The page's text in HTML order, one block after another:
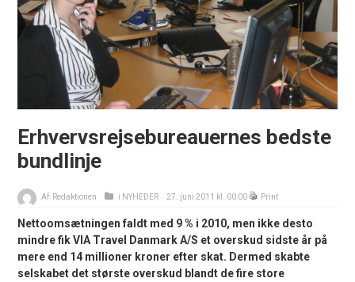
Erhvervsrejsebureauernes bedste
bundlinje
Af: Redaktionen i NYHEDER 27. juni 2011 kl. 00:00 Print
Nettoomsætningen faldt med 9 % i 2010, men ikke desto
mindre fik VIA Travel Danmark A/S et overskud sidste år på
mere end 14 millioner kroner efter skat. Dermed skabte
selskabet det største overskud blandt de fire store